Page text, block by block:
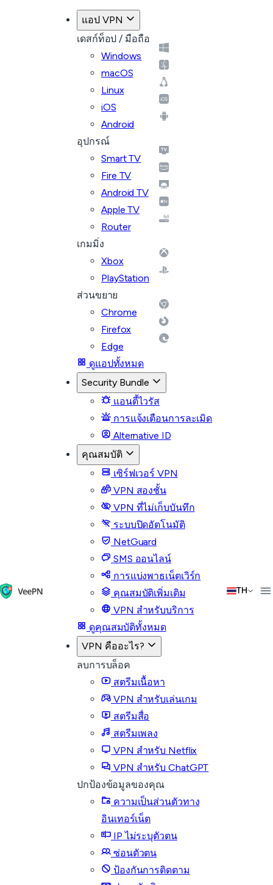
แอป VPN
เดสก์ท็อป / มือถือ
Windows
macOS
Linux
iOS
Android
อุปกรณ์
Smart TV
Fire TV
Android TV
Apple TV
Router
เกมมิ่ง
Xbox
PlayStation
ส่วนขยาย
Chrome
Firefox
Edge
ดูแอปทั้งหมด
Security Bundle
แอนตี้ไวรัส
การแจ้งเตือนการละเมิด
Alternative ID
คุณสมบัติ
เซิร์ฟเวอร์ VPN
VPN สองชั้น
VPN ที่ไม่เก็บบันทึก
ระบบปิดอัตโนมัติ
NetGuard
SMS ออนไลน์
การแบ่งพาธเน็ตเวิร์ก
คุณสมบัติเพิ่มเติม
VPN สำหรับบริการ
ดูคุณสมบัติทั้งหมด
VPN คืออะไร?
ลบการบล็อค
สตรีมเนื้อหา
VPN สำหรับเล่นเกม
สตรีมสื่อ
สตรีมเพลง
VPN สำหรับ Netflix
VPN สำหรับ ChatGPT
ปกป้องข้อมูลของคุณ
ความเป็นส่วนตัวทาง
อินเทอร์เน็ต
IP ไม่ระบุตัวตน
ซ่อนตัวตน
ป้องกันการติดตาม
TH